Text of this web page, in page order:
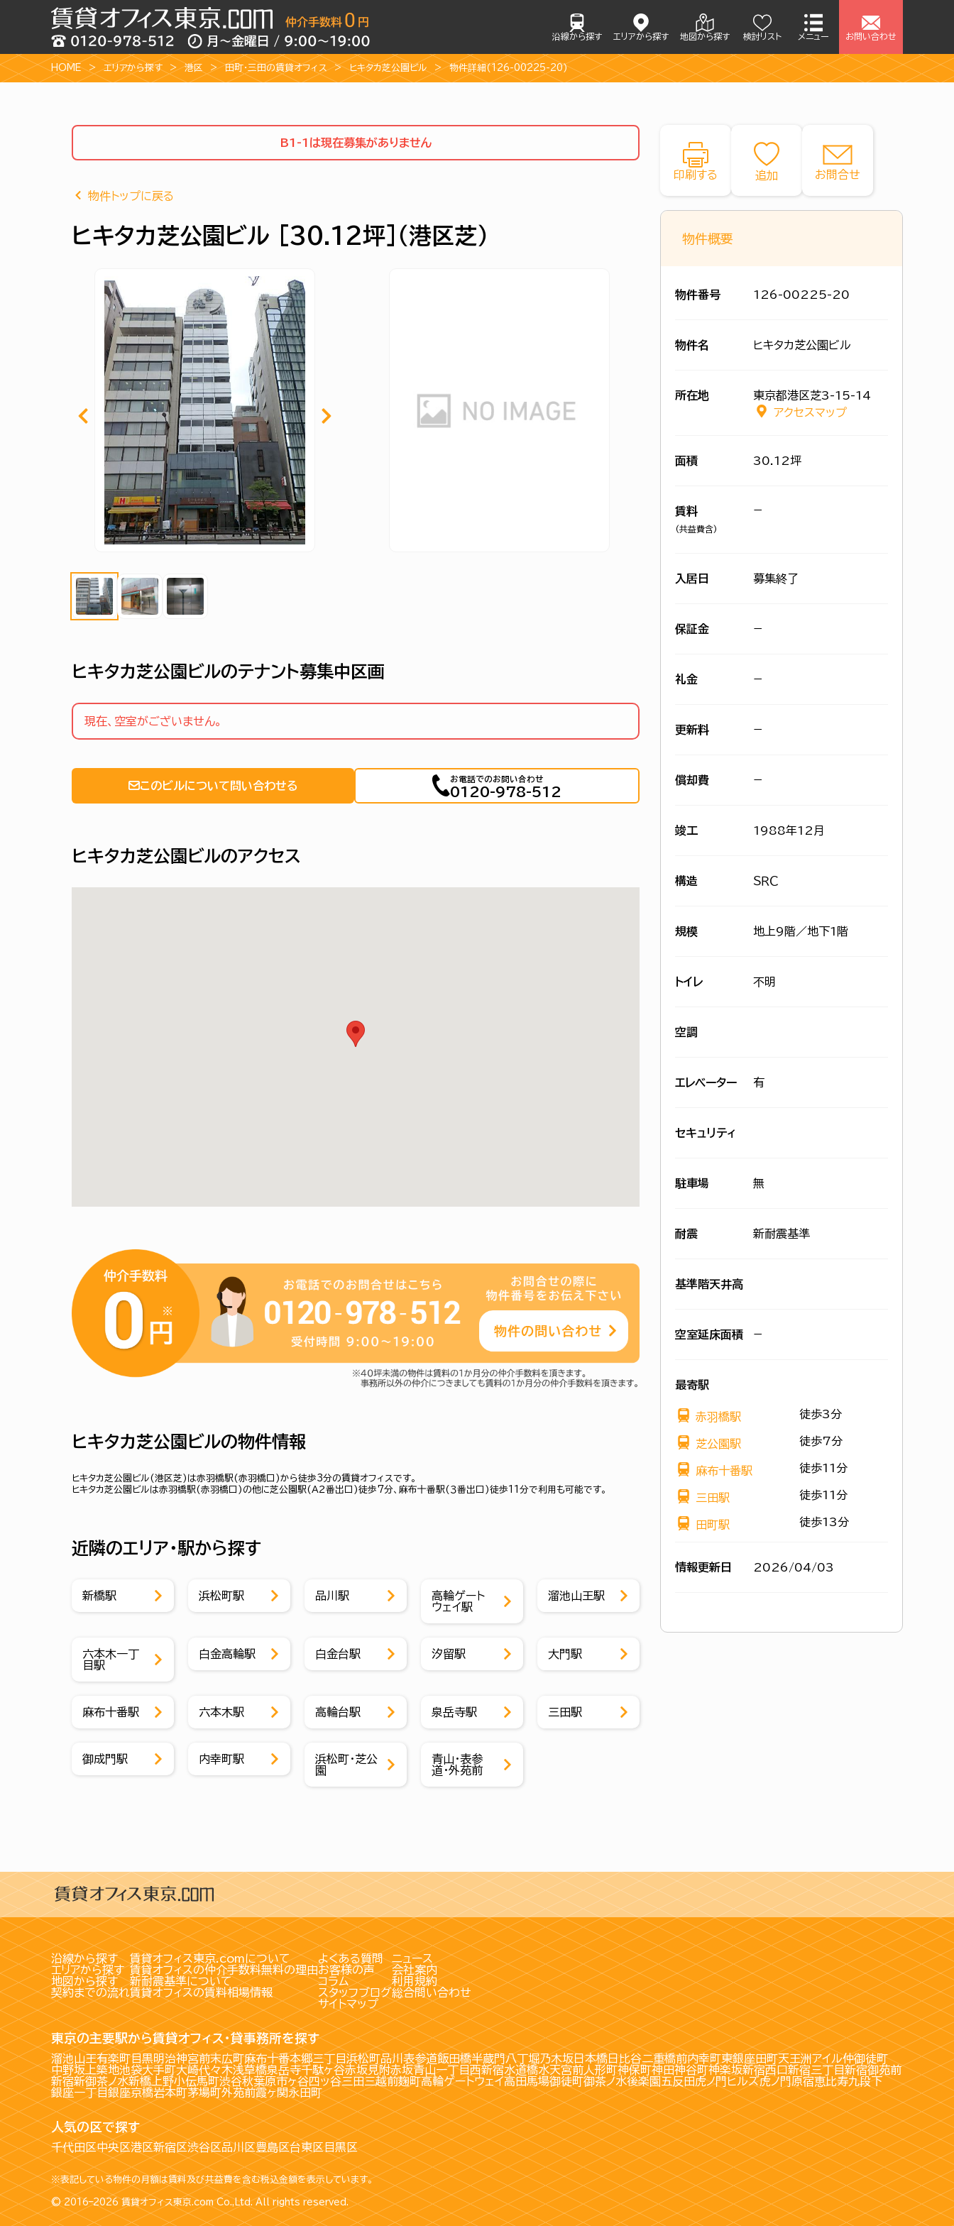
沿線から探す エリアから探す 地図から探す 検討リスト メニュー お問い合わせ
HOME エリアから探す 港区 田町・三田の賃貸オフィス ヒキタカ芝公園ビル 物件詳細(126-00225-20)
B1-1は現在募集がありません
物件トップに戻る
ヒキタカ芝公園ビル [30.12坪]（港区芝）
ヒキタカ芝公園ビルのテナント募集中区画
現在、空室がございません。
このビルについて問い合わせる
お電話でのお問い合わせ
0120-978-512
ヒキタカ芝公園ビルのアクセス
ヒキタカ芝公園ビルの物件情報
ヒキタカ芝公園ビル(港区芝)は赤羽橋駅(赤羽橋口)から徒歩3分の賃貸オフィスです。
ヒキタカ芝公園ビルは赤羽橋駅(赤羽橋口)の他に芝公園駅(Ａ２番出口)徒歩7分、麻布十番駅(３番出口)徒歩11分で利用も可能です。
近隣のエリア・駅から探す
新橋駅 浜松町駅 品川駅
高輪ゲート
ウェイ駅
溜池山王駅
六本木一丁
目駅
白金高輪駅 白金台駅 汐留駅 大門駅
麻布十番駅 六本木駅 高輪台駅 泉岳寺駅 三田駅
御成門駅 内幸町駅
浜松町・芝公
園
青山・表参
道・外苑前
印刷する お問合せ
物件概要
物件番号 126-00225-20
物件名 ヒキタカ芝公園ビル
所在地
東京都港区芝3-15-14
アクセスマップ
面積 30.12坪
賃料
(共益費含)
−
入居日 募集終了
保証金 −
礼金 −
更新料 −
償却費 −
竣工 1988年12月
構造 ＳＲＣ
規模 地上9階／地下1階
トイレ 不明
空調
エレベーター 有
セキュリティ
駐車場 無
耐震 新耐震基準
基準階天井高
空室延床面積 −
最寄駅
赤羽橋駅 徒歩3分
芝公園駅 徒歩7分
麻布十番駅 徒歩11分
三田駅 徒歩11分
田町駅 徒歩13分
情報更新日 2026/04/03
沿線から探す
エリアから探す
地図から探す
契約までの流れ
賃貸オフィス東京.comについて
賃貸オフィスの仲介手数料無料の理由
新耐震基準について
賃貸オフィスの賃料相場情報
よくある質問
お客様の声
コラム
スタッフブログ
サイトマップ
ニュース
会社案内
利用規約
総合問い合わせ
東京の主要駅から賃貸オフィス・貸事務所を探す
溜池山王有楽町目黒明治神宮前末広町麻布十番本郷三丁目浜松町品川表参道飯田橋半蔵門八丁堀乃木坂日本橋日比谷二重橋前内幸町東銀座田町天王洲アイル仲御徒町
中野坂上築地池袋大手町大崎代々木浅草橋泉岳寺千駄ヶ谷赤坂見附赤坂青山一丁目 西新宿水道橋水天宮前 人形町神保町神田神谷町神楽坂新宿西口新宿三丁目新宿御苑前
新宿新御茶ノ水新橋上野小伝馬町渋谷秋葉原市ヶ谷四ッ谷三田三越前麹町高輪ゲートウェイ高田馬場御徒町御茶ノ水後楽園五反田虎ノ門ヒルズ虎ノ門原宿恵比寿九段下
銀座一丁目銀座京橋岩本町茅場町外苑前霞ヶ関永田町
人気の区で探す
千代田区中央区港区新宿区渋谷区品川区豊島区台東区目黒区
※表記している物件の月額は賃料及び共益費を含む税込金額を表示しています。
© 2016–2026賃貸オフィス東京.comCo.,Ltd. All rights reserved.